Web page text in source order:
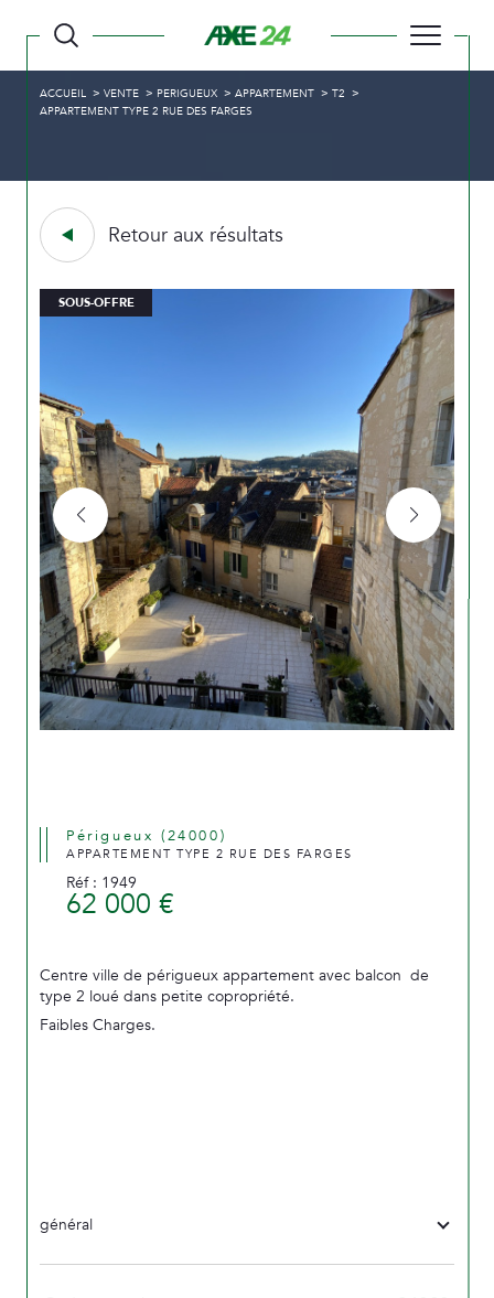
ACCUEIL VENTE PERIGUEUX APPARTEMENT
T2
APPARTEMENT TYPE 2 RUE DES FARGES
Retour aux résultats
SOUS-OFFRE
Périgueux (24000)
APPARTEMENT TYPE 2 RUE DES FARGES
Réf : 1949
62 000 €
Centre ville de périgueux appartement avec balcon de
type 2 loué dans petite copropriété.
Faibles Charges.
général